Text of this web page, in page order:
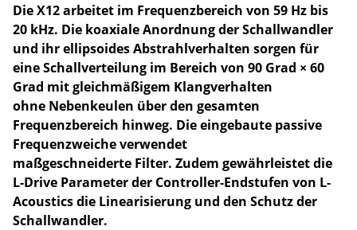
Die X12 arbeitet im Frequenzbereich von 59 Hz bis
20 kHz. Die koaxiale Anordnung der Schallwandler
und ihr ellipsoides Abstrahlverhalten sorgen für
eine Schallverteilung im Bereich von 90 Grad × 60
Grad mit gleichmäßigem Klangverhalten
ohne Nebenkeulen über den gesamten
Frequenzbereich hinweg. Die eingebaute passive
Frequenzweiche verwendet
maßgeschneiderte Filter. Zudem gewährleistet die
L-Drive Parameter der Controller-Endstufen von L-
Acoustics die Linearisierung und den Schutz der
Schallwandler.